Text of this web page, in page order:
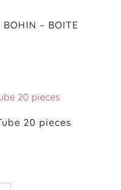
BOHIN – BOITE
20 pieces